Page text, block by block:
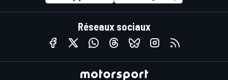
Réseaux sociaux